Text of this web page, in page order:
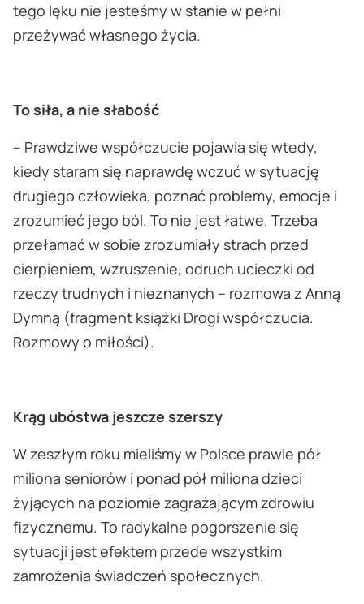
tego lęku nie jesteśmy w stanie w pełni
przeżywać własnego życia.
To siła, a nie słabość
– Prawdziwe współczucie pojawia się wtedy,
kiedy staram się naprawdę wczuć w sytuację
drugiego człowieka, poznać problemy, emocje i
zrozumieć jego ból. To nie jest łatwe. Trzeba
przełamać w sobie zrozumiały strach przed
cierpieniem, wzruszenie, odruch ucieczki od
rzeczy trudnych i nieznanych – rozmowa z Anną
Dymną (fragment książki Drogi współczucia.
Rozmowy o miłości).
Krąg ubóstwa jeszcze szerszy
W zeszłym roku mieliśmy w Polsce prawie pół
miliona seniorów i ponad pół miliona dzieci
żyjących na poziomie zagrażającym zdrowiu
fizycznemu. To radykalne pogorszenie się
sytuacji jest efektem przede wszystkim
zamrożenia świadczeń społecznych.